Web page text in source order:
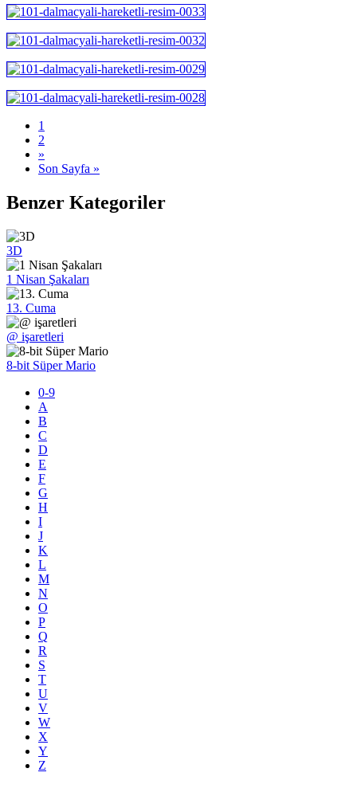
1
2
»
Son Sayfa »
Benzer Kategoriler
3D
1 Nisan Şakaları
13. Cuma
@ işaretleri
8-bit Süper Mario
0-9
A
B
C
D
E
F
G
H
I
J
K
L
M
N
O
P
Q
R
S
T
U
V
W
X
Y
Z